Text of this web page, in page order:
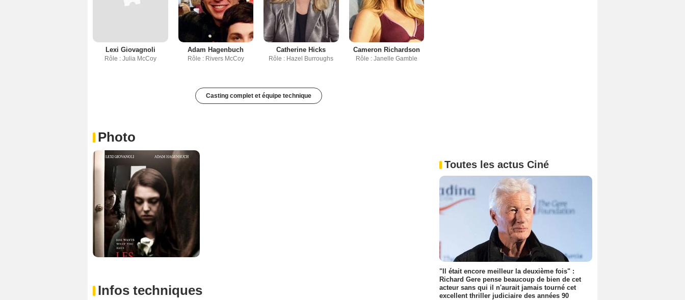
Lexi Giovagnoli
Rôle : Julia McCoy
Adam Hagenbuch
Rôle : Rivers McCoy
Catherine Hicks
Rôle : Hazel Burroughs
Cameron Richardson
Rôle : Janelle Gamble
Casting complet et équipe technique
Photo
Infos techniques
Toutes les actus Ciné
"Il était encore meilleur la deuxième fois" :
Richard Gere pense beaucoup de bien de cet
acteur sans qui il n'aurait jamais tourné cet
excellent thriller judiciaire des années 90